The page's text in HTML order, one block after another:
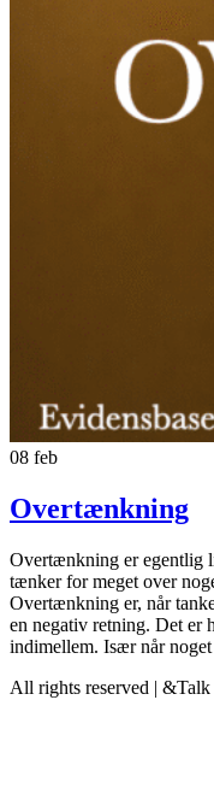
08 feb
Overtænkning
Overtænkning er egentlig
tænker for meget over
Overtænkning er, når
en negativ retning. Det er
indimellem. Især når
All rights reserved | &Talk